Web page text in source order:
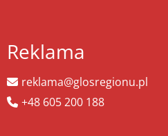
Reklama
reklama@glosregionu.pl
+48 605 200 188